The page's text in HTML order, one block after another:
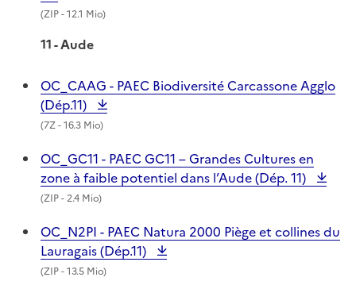
(ZIP- 12.1 Mio)
11 - Aude
OC_CAAG - PAEC Biodiversité Carcassone Agglo
(Dép.11)
(7Z- 16.3 Mio)
OC_GC11 - PAEC GC11 – Grandes Cultures en
zone à faible potentiel dans l’Aude (Dép. 11)
(ZIP- 2.4 Mio)
OC_N2PI - PAEC Natura 2000 Piège et collines du
Lauragais (Dép.11)
(ZIP- 13.5 Mio)